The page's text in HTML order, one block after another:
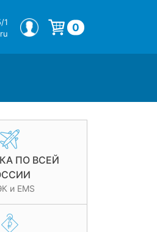
1
0
ПО ВСЕЙ
и EMS